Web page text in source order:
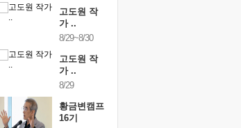
고도원 작
가 ..
8/29~8/30
고도원 작
가 ..
8/29
황금변캠프
16기